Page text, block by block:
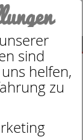
SUCHE
sind
helfen,
zu